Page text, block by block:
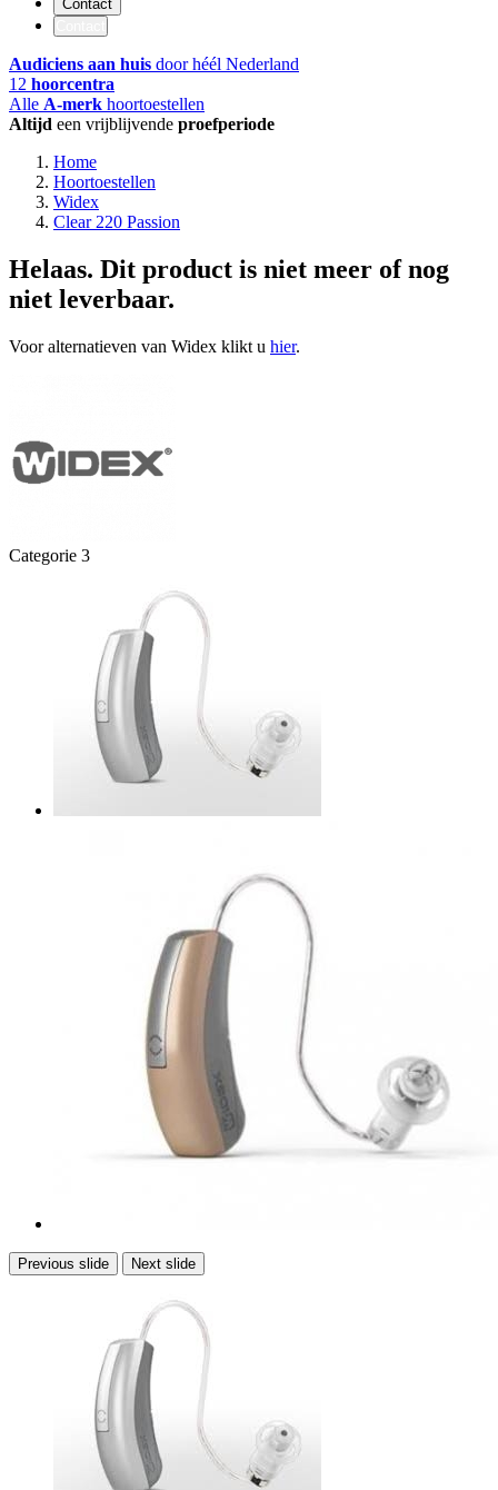
Contact
Audiciens aan huis door héél Nederland
12 hoorcentra
Alle A-merk hoortoestellen
Altijd een vrijblijvende proefperiode
Home
Hoortoestellen
Widex
Clear 220 Passion
Helaas. Dit product is niet meer of nog
niet leverbaar.
Voor alternatieven van Widex klikt u hier.
Categorie 3
Previous slide Next slide